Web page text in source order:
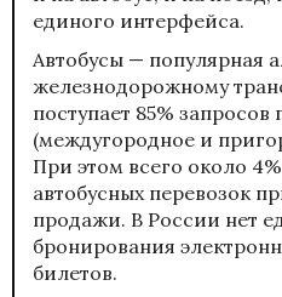
единого интерфейса.
Автобусы — популярная
железнодорожному
поступает 85%
(междугородное и
При этом всего около
автобусных перевозок
продажи. В России нет
бронирования
билетов.